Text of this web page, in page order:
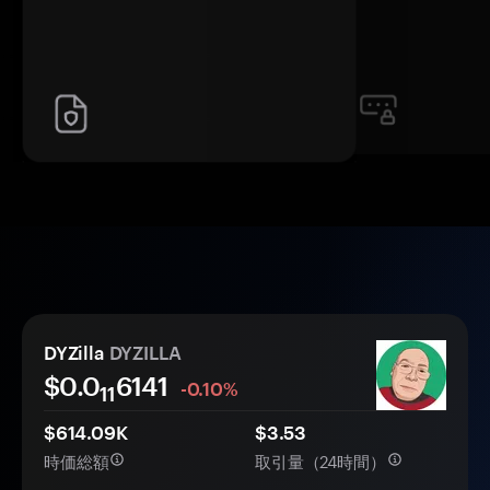
DYZilla DYZILLA
$0.0116141
-0.10%
$614.09K
時価総額
$3.53
取引量（24時間）